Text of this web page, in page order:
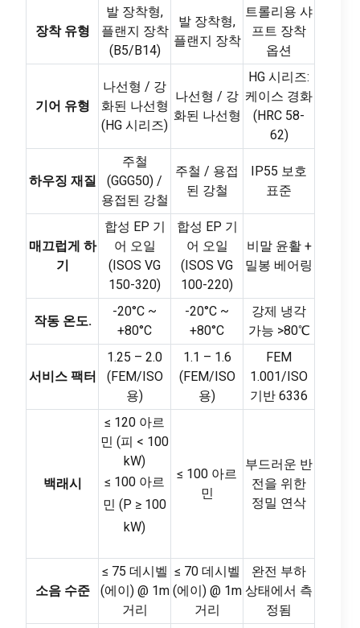
장착 유형
발 장착형,
플랜지 장착
(B5/B14)
발 장착형,
플랜지 장착
트롤리용 샤
프트 장착
옵션
기어 유형
나선형 / 강
화된 나선형
(HG 시리즈)
나선형 / 강
화된 나선형
HG 시리즈:
케이스 경화
(HRC 58-
62)
하우징 재질
주철
(GGG50) /
용접된 강철
주철 / 용접
된 강철
IP55 보호
표준
매끄럽게 하
기
합성 EP 기
어 오일
(ISOS VG
150-320)
합성 EP 기
어 오일
(ISOS VG
100-220)
비말 윤활 +
밀봉 베어링
작동 온도.
-20°C ~
+80°C
-20°C ~
+80°C
강제 냉각
가능 >80℃
서비스 팩터
1.25 – 2.0
(FEM/ISO
용)
1.1 – 1.6
(FEM/ISO
용)
FEM
1.001/ISO
기반 6336
백래시
≤ 120 아르
민 (피 < 100
kW)
≤ 100 아르
민 (P ≥ 100
kW)
≤ 100 아르
민
부드러운 반
전을 위한
정밀 연삭
소음 수준
≤ 75 데시벨
(에이) @ 1m
거리
≤ 70 데시벨
(에이) @ 1m
거리
완전 부하
상태에서 측
정됨